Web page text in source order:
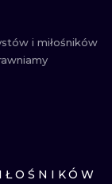
i miłośników